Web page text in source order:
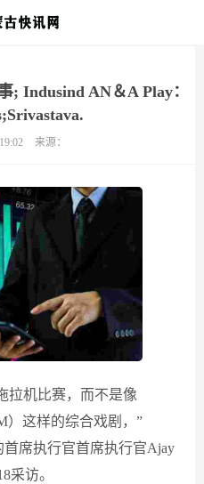
; Indusind AN＆A Play：
来源：
拉机比赛，而不是像
）这样的综合戏剧，”
首席执行官首席执行官Ajay
采访。